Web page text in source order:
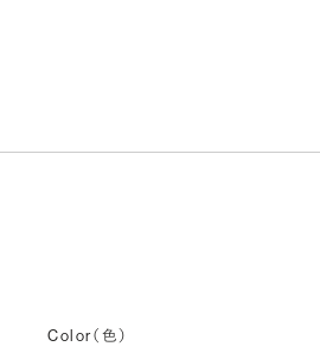
Color（色）